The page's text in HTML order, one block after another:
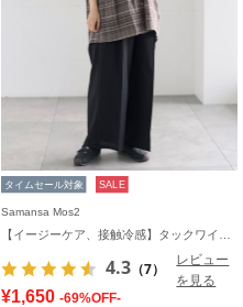
タイムセール対象 SALE
Samansa Mos2
4.3 （7）
レビュー
を見る
¥1,650 -69%OFF-